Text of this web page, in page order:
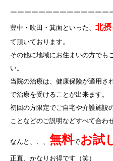
ーーーーーーーーーーーーーー
豊中・吹田・箕面といった、 北
て頂いております。
その他に地域にお住まいの方でも
い。
当院の治療は、健康保険が適用さ
で治療を受けることが出来ます。
初回の方限定でご自宅や介護施設
ことなどのご説明などすべて合わ
なんと、、、 無料でお試
正直、かなりお得です（笑）